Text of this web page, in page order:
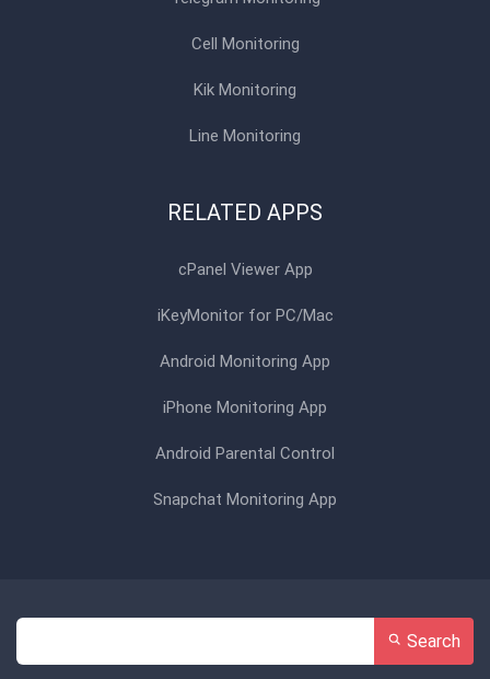
Cell Monitoring
Kik Monitoring
Line Monitoring
RELATED APPS
cPanel Viewer App
iKeyMonitor for PC/Mac
Android Monitoring App
iPhone Monitoring App
Android Parental Control
Snapchat Monitoring App
Search